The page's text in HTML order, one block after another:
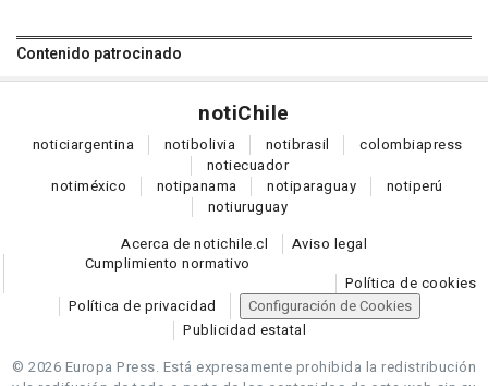
Contenido patrocinado
notiChile
noticiargentina notibolivia notibrasil colombiapress
notiecuador
notiméxico notipanama notiparaguay notiperú
notiuruguay
Acerca de notichile.cl
Aviso legal
Cumplimiento normativo
Política de cookies
Política de privacidad
Configuración de Cookies
Publicidad estatal
© 2026 Europa Press. Está expresamente prohibida la redistribución